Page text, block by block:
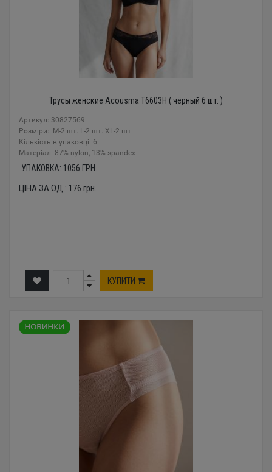
Трусы женские Acousma T6603H ( чёрный 6 шт. )
Артикул: 30827569
Розміри: M-2 шт. L-2 шт. XL-2 шт.
Кількість в упаковці: 6
Mатеріал: 87% nylon, 13% spandex
УПАКОВКА: 1056 ГРН.
ЦІНА ЗА ОД.: 176 грн.
КУПИТИ